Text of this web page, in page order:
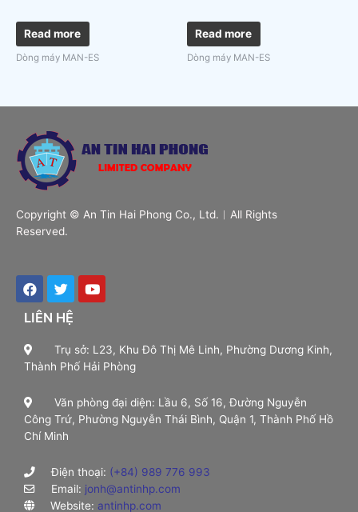
Read more
Dòng máy MAN-ES
Read more
Dòng máy MAN-ES
Copyright © An Tin Hai Phong Co., Ltd.︱All Rights
Reserved.
LIÊN HỆ
Trụ sở: L23, Khu Đô Thị Mê Linh, Phường Dương Kinh,
Thành Phố Hải Phòng
Văn phòng đại diện: Lầu 6, Số 16, Đường Nguyễn
Công Trứ, Phường Nguyễn Thái Bình, Quận 1, Thành Phố Hồ
Chí Minh
Điện thoại: (+84) 989 776 993
Email: jonh@antinhp.com
Website: antinhp.com